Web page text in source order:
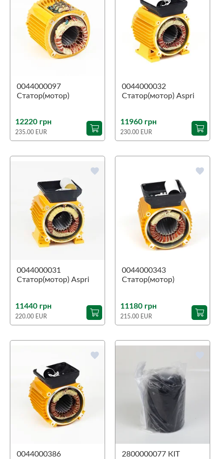
0044000097
Статор(мотор)
12220 грн
235.00 EUR
0044000032
Статор(мотор) Aspri
11960 грн
230.00 EUR
favorite
0044000031
Статор(мотор) Aspri
11440 грн
220.00 EUR
favorite
0044000343
Статор(мотор)
11180 грн
215.00 EUR
favorite
0044000386
2800000077 КIТ